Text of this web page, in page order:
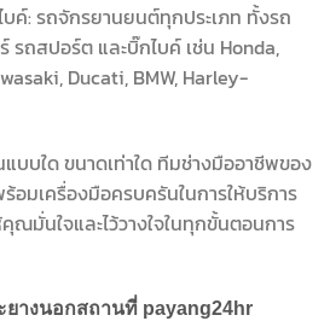
บค์: รถจักรยานยนต์ทุกประเภท ทั้งรถ
รถสปอร์ต และบิ๊กไบค์ เช่น Honda,
Ducati, BMW, Harley-
บบใด ขนาดเท่าใด ทีมช่างมืออาชีพของ
อมเครื่องมือครบครันในการให้บริการ
ณมั่นใจและไว้วางใจในทุกขั้นตอนการ
างนอกสถานที่ payang24hr